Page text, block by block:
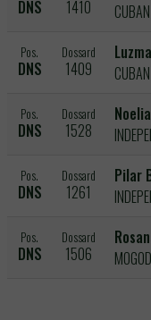
DNS 1410
Pos.
DNS
Dossard
1409
Pos.
DNS
Dossard
1528
Pos.
DNS
Dossard
1261
Pilar
Pos.
DNS
Dossard
1506